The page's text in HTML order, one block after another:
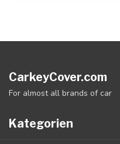
CarkeyCover.com
For almost all brands of car
Kategorien